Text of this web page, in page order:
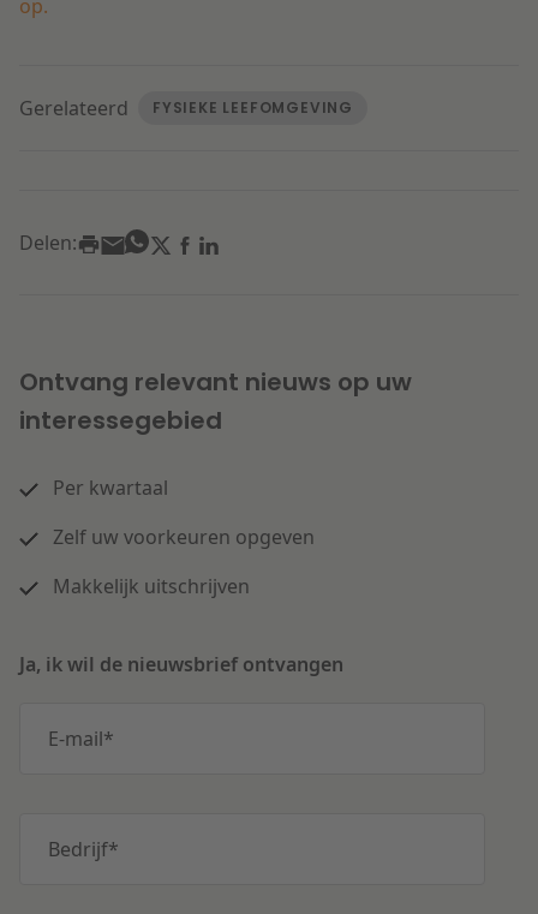
op.
Gerelateerd FYSIEKE LEEFOMGEVING
Delen:
Ontvang relevant nieuws op uw
interessegebied
Per kwartaal
Zelf uw voorkeuren opgeven
Makkelijk uitschrijven
Ja, ik wil de nieuwsbrief ontvangen
E-mail*
Bedrijf*